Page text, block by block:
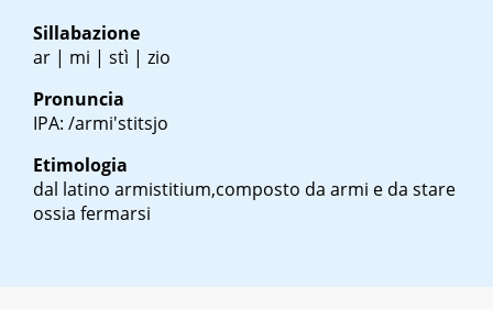
Sillabazione
ar | mi | stì | zio
Pronuncia
IPA: /armi'stitsjo
Etimologia
dal latino armistitium,composto da armi e da stare
ossia fermarsi